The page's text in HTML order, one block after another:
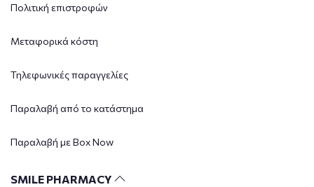
Πολιτική επιστροφών
Μεταφορικά κόστη
Τηλεφωνικές παραγγελίες
Παραλαβή από το κατάστημα
Παραλαβή με Box Now
SMILE PHARMACY